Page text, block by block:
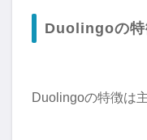
Duolingoの特
Duolingoの特徴は